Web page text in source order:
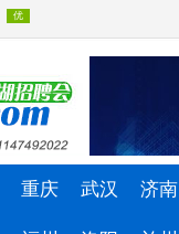
重庆 武汉 济南